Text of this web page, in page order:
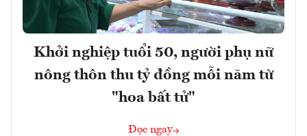
Khởi nghiệp tuổi 50, người phụ nữ
nông thôn thu tỷ đồng mỗi năm từ
"hoa bất tử"
Đọc ngay